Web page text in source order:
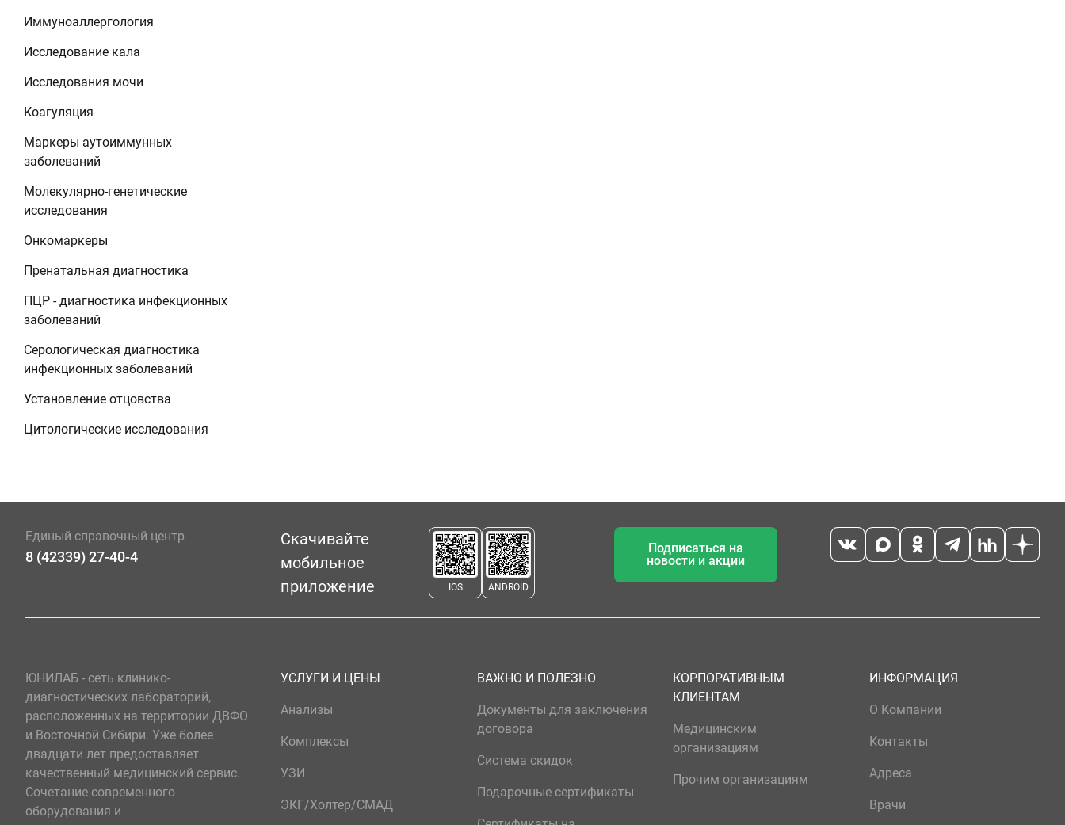
Иммуноаллергология
Исследование кала
Исследования мочи
Коагуляция
Маркеры аутоиммунных
заболеваний
Молекулярно-генетические
исследования
Онкомаркеры
Пренатальная диагностика
ПЦР - диагностика инфекционных
заболеваний
Серологическая диагностика
инфекционных заболеваний
Установление отцовства
Цитологические исследования
Единый справочный центр
8 (42339) 27-40-4
Скачивайте
мобильное
приложение
IOS ANDROID
Подписаться на
новости и акции
ЮНИЛАБ - сеть клинико-
диагностических лабораторий,
расположенных на территории ДВФО
и Восточной Сибири. Уже более
двадцати лет предоставляет
качественный медицинский сервис.
Сочетание современного
оборудования и
УСЛУГИ И ЦЕНЫ
Анализы
Комплексы
УЗИ
ЭКГ/Холтер/СМАД
ВАЖНО И ПОЛЕЗНО
Документы для заключения
договора
Система скидок
Подарочные сертификаты
КОРПОРАТИВНЫМ
КЛИЕНТАМ
Медицинским
организациям
Прочим организациям
ИНФОРМАЦИЯ
О Компании
Контакты
Адреса
Врачи